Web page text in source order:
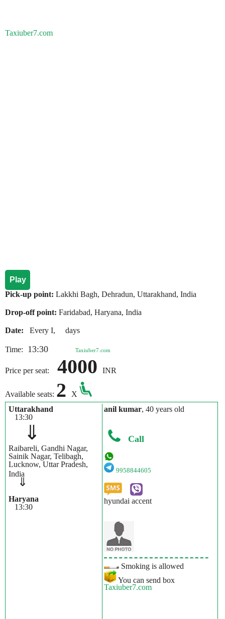
Taxiuber7.com
Play
Pick-up point: Lakkhi Bagh, Dehradun, Uttarakhand, India
Drop-off point: Faridabad, Haryana, India
Date: Every I, days
Time: 13:30 Taxiuber7.com
Price per seat: 4000 INR
Available seats: 2
X
Uttarakhand
13:30
⇓
Raibareli, Gandhi Nagar,
Sainik Nagar, Telibagh,
Lucknow, Uttar Pradesh,
India
⇓
Haryana
13:30
anil kumar, 40 years old
Call
9958844605
hyundai accent
Smoking is allowed
You can send box
Taxiuber7.com